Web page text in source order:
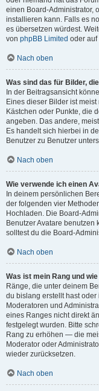
einen Board-Administrator,
installieren kann. Falls es
es übersetzen würdest.
von phpBB Limited oder auf
Nach oben
Was sind das für Bilder,
In der Beitragsansicht
Eines dieser Bilder ist
Kästchen oder Punkte, die
angeben. Das andere,
Es handelt sich hierbei in
Benutzer zu Benutzer
Nach oben
Wie verwende ich einen
In deinem persönlichen
der folgenden vier
Hochladen. Die Board-
Benutzer Avatare benutzen
solltest du die Board-
Nach oben
Was ist mein Rang und
Ränge, die unter deinem
du bislang erstellt hast
Moderatoren und
eines Ranges nicht direkt
festgelegt wurden. Bitte
Rang zu erhöhen — die
Moderator oder
wieder zurücksetzen.
Nach oben